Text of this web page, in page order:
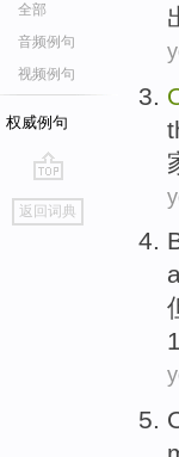
全部
音频例句
视频例句
权威例句
go
top
返回词典